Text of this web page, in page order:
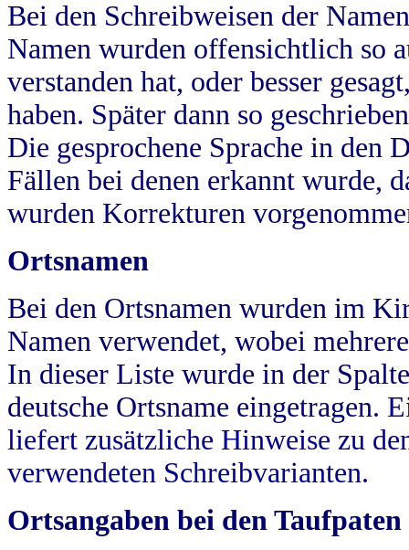
Bei den Schreibweisen der
Namen wurden offensichtlich so
verstanden hat, oder besser
haben. Später dann so
Die gesprochene Sprache in
Fällen bei denen erkannt wurde,
wurden Korrekturen
Ortsnamen
Bei den Ortsnamen wurden im
Namen verwendet, wobei
In dieser Liste wurde in der
deutsche Ortsname eingetragen.
liefert zusätzliche Hinweise zu
verwendeten Schreibvarianten.
Ortsangaben bei den Taufpaten